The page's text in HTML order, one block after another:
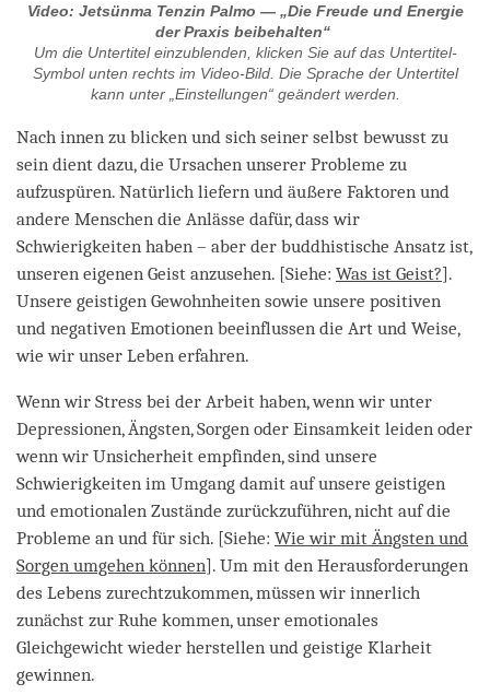
Video: Jetsünma Tenzin Palmo — „Die Freude und Energie
der Praxis beibehalten“
Um die Untertitel einzublenden, klicken Sie auf das Untertitel-
Symbol unten rechts im Video-Bild. Die Sprache der Untertitel
kann unter „Einstellungen“ geändert werden.
Nach innen zu blicken und sich seiner selbst bewusst zu
sein dient dazu, die Ursachen unserer Probleme zu
aufzuspüren. Natürlich liefern und äußere Faktoren und
andere Menschen die Anlässe dafür, dass wir
Schwierigkeiten haben – aber der buddhistische Ansatz ist,
unseren eigenen Geist anzusehen. [Siehe: Was ist Geist?].
Unsere geistigen Gewohnheiten sowie unsere positiven
und negativen Emotionen beeinflussen die Art und Weise,
wie wir unser Leben erfahren.
Wenn wir Stress bei der Arbeit haben, wenn wir unter
Depressionen, Ängsten, Sorgen oder Einsamkeit leiden oder
wenn wir Unsicherheit empfinden, sind unsere
Schwierigkeiten im Umgang damit auf unsere geistigen
und emotionalen Zustände zurückzuführen, nicht auf die
Probleme an und für sich. [Siehe: Wie wir mit Ängsten und
Sorgen umgehen können]. Um mit den Herausforderungen
des Lebens zurechtzukommen, müssen wir innerlich
zunächst zur Ruhe kommen, unser emotionales
Gleichgewicht wieder herstellen und geistige Klarheit
gewinnen.